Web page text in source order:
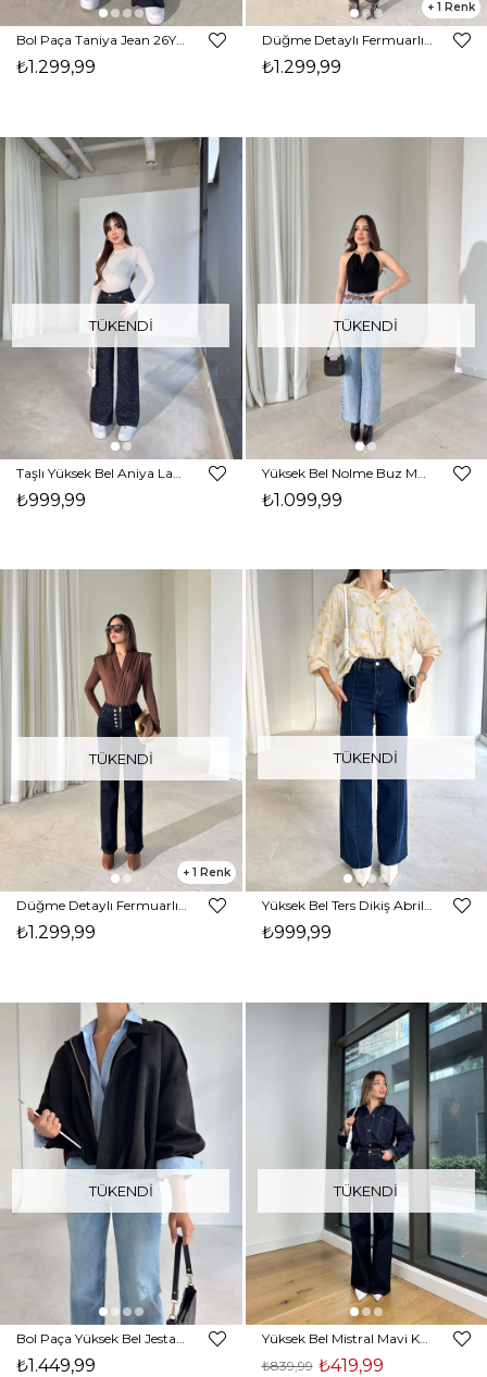
₺1.299,99
1
₺1.299,99
TÜKENDI
₺999,99
TÜKENDI
₺1.099,99
TÜKENDI
1
₺1.299,99
TÜKENDI
₺999,99
TÜKENDI
₺1.449,99
TÜKENDI
Yüksek Bel Mistral Mavi Kadın Bol Paça Jean 25Y028
₺419,99
₺839,99